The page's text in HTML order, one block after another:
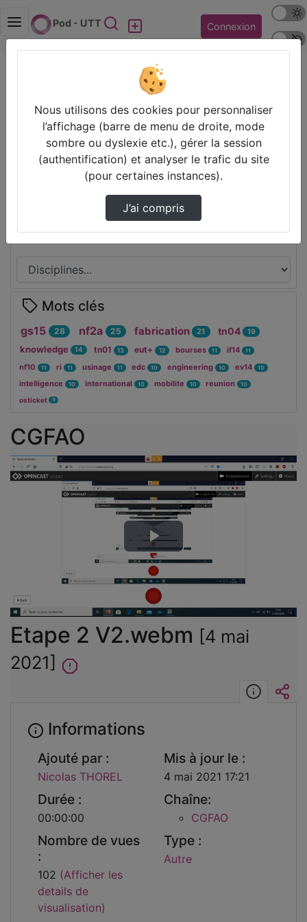
Pod - UTT Rechercher Connexion
Mode
Police
Etape 2 V2.Webm
CGFAO
Lire
la
vidéo
Etape 2 V2.webm [4 mai
2021]
Informations
Ajouté par :
Nicolas THOREL
Mis à jour le :
4 mai 2021 17:21
Durée :
00:00:00
Chaîne:
CGFAO
Nombre de vues
:
102 (Afficher les
details de
visualisation)
Type :
Autre
Prendre des notes
Il n’y a pas de note disponible pour vous pour cette vidéo.
Connectez-vous pour en créer une nouvelle.
Partager
Disciplines
Mots clés
gs15 28 nf2a 25 fabrication 21 tn04 19
knowledge 14 tn01 13 eut+ 12 bourses 11 if14 11
nf10 11 ri 11 usinage 11 edc 10 engineering 10 ev14 10
intelligence 10 international 10 mobilite 10 reunion 10
osticket 9
Nous utilisons des cookies pour personnaliser
l’affichage (barre de menu de droite, mode
sombre ou dyslexie etc.), gérer la session
(authentification) et analyser le trafic du site
(pour certaines instances).
J’ai compris